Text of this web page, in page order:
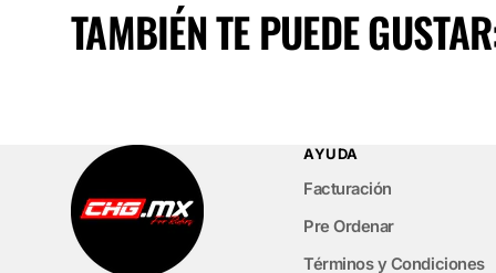
TAMBIÉN TE PUEDE
AYUDA
Facturación
Pre Ordenar
Términos y Condiciones